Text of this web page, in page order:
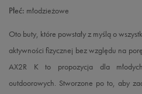
35,5 21,6 cm
Płeć: młodzieżowe
Oto buty, które powstały z myślą o
aktywności fizycznej bez względu na
AX2R K to propozycja dla
outdoorowych. Stworzone po to, aby